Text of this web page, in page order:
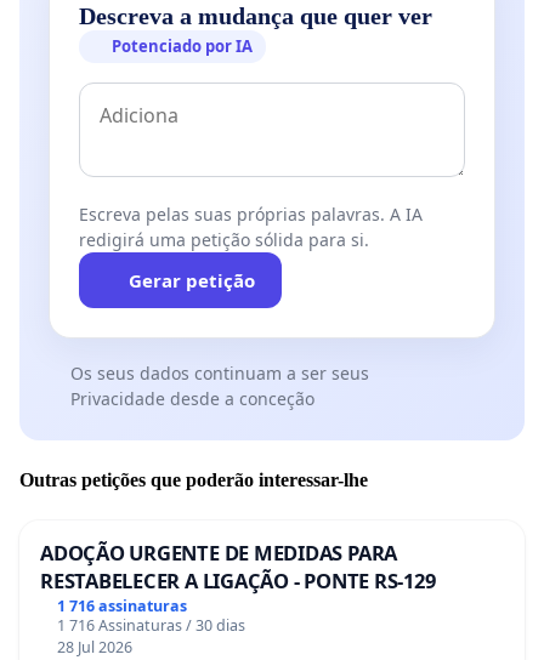
Descreva a mudança que quer ver
Potenciado por IA
Escreva pelas suas próprias palavras. A IA
redigirá uma petição sólida para si.
Gerar petição
Os seus dados continuam a ser seus
Privacidade desde a conceção
Outras petições que poderão interessar-lhe
ADOÇÃO URGENTE DE MEDIDAS PARA
RESTABELECER A LIGAÇÃO - PONTE RS-129
1 716 assinaturas
1 716 Assinaturas / 30 dias
28 Jul 2026